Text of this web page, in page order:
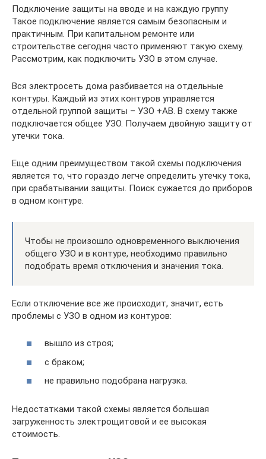
Подключение защиты на вводе и на каждую группу
Такое подключение является самым безопасным и
практичным. При капитальном ремонте или
строительстве сегодня часто применяют такую схему.
Рассмотрим, как подключить УЗО в этом случае.
Вся электросеть дома разбивается на отдельные
контуры. Каждый из этих контуров управляется
отдельной группой защиты – УЗО +АВ. В схему также
подключается общее УЗО. Получаем двойную защиту от
утечки тока.
Еще одним преимуществом такой схемы подключения
является то, что гораздо легче определить утечку тока,
при срабатывании защиты. Поиск сужается до приборов
в одном контуре.
Чтобы не произошло одновременного выключения
общего УЗО и в контуре, необходимо правильно
подобрать время отключения и значения тока.
Если отключение все же происходит, значит, есть
проблемы с УЗО в одном из контуров:
вышло из строя;
с браком;
не правильно подобрана нагрузка.
Недостатками такой схемы является большая
загруженность электрощитовой и ее высокая
стоимость.